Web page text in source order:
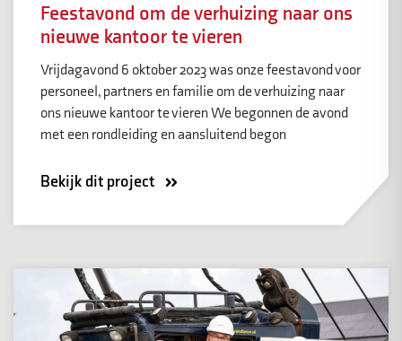
Feestavond om de verhuizing naar ons
nieuwe kantoor te vieren
Vrijdagavond 6 oktober 2023 was onze feestavond voor
personeel, partners en familie om de verhuizing naar
ons nieuwe kantoor te vieren We begonnen de avond
met een rondleiding en aansluitend begon
Bekijk dit project